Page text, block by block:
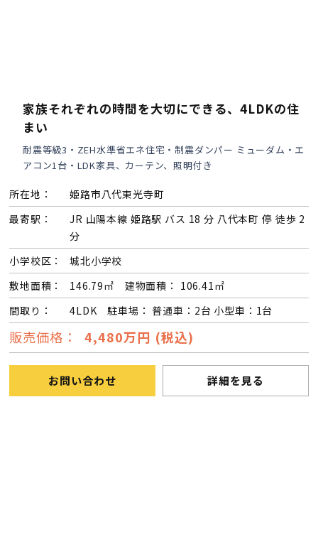
家族それぞれの時間を大切にできる、4LDKの住
まい
耐震等級3・ZEH水準省エネ住宅・制震ダンパー ミューダム・エ
アコン1台・LDK家具、カーテン、照明付き
所在地：
姫路市八代東光寺町
最寄駅：
JR 山陽本線 姫路駅 バス 18 分 八代本町 停 徒歩 2
分
小学校区：
城北小学校
敷地面積：
146.79㎡ 建物面積： 106.41㎡
間取り：
4LDK 駐車場： 普通車：2台 小型車：1台
販売価格： 4,480万円 (税込)
お問い合わせ 詳細を見る